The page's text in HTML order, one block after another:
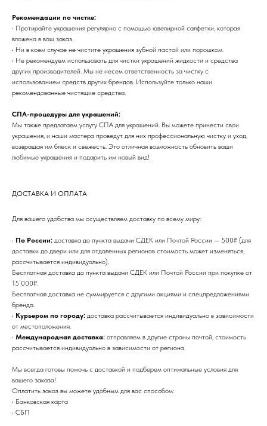
Рекомендации по чистке:
• Протирайте украшения регулярно с помощью ювелирной салфетки, которая
вложена в ваш заказ.
• Ни в коем случае не чистите украшения зубной пастой или порошком.
• Не рекомендуем использовать для чистки украшений жидкости и средства
других производителей. Мы не несем ответственность за чистку с
использованием средств других брендов. Используйте только наши
рекомендованные чистящие средства.
СПА-процедуры для украшений:
Мы также предлагаем услугу СПА для украшений. Вы можете принести свои
украшения, и наши мастера проведут для них профессиональную чистку и уход,
возвращая им блеск и свежесть. Это отличная возможность обновить ваши
любимые украшения и подарить им новый вид!
ДОСТАВКА И ОПЛАТА
Для вашего удобства мы осуществляем доставку по всему миру:
• По России: доставка до пункта выдачи СДЕК или Почтой России — 500₽ (для
доставки до двери или для отдаленных регионов стоимость может изменяться,
рассчитывается индивидуально).
Бесплатная доставка до пункта выдачи СДЕК или Почтой России при покупке от
15 000₽.
Бесплатная доставка не суммируется с другими акциями и спецпредложениями
бренда.
• Курьером по городу: доставка рассчитывается индивидуально в зависимости
от местоположения.
• Международная доставка: отправляем в другие страны почтой, стоимость
рассчитывается индивидуально в зависимости от региона.
Мы всегда готовы помочь с доставкой и подберем оптимальные условия для
вашего заказа!
Оплатить заказ вы можете удобным для вас способом:
• Банковская карта
• СБП
ул. Народная, д.8
МОСКВА, БУТИК
АДРЕСА НАШИХ
МАГАЗИНОВ